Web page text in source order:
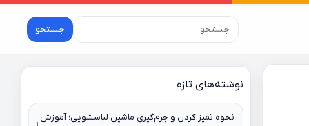
جستجو
نوشته‌های تازه
نحوه تمیز کردن و جرم‌گیری ماشین لباسشویی؛ آموزش